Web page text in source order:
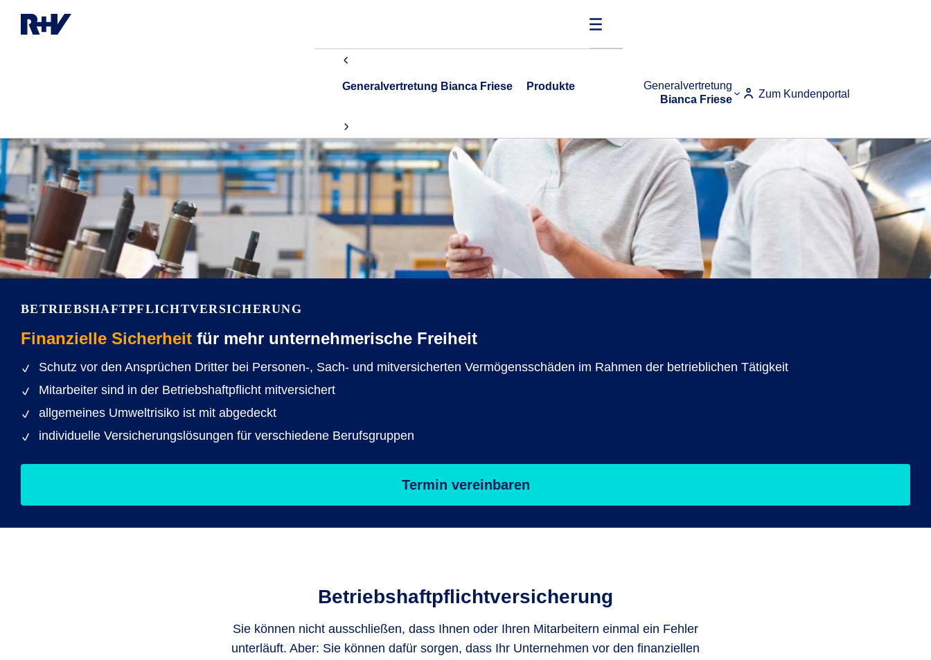
Generalvertretung
Bianca Friese
Zum Kundenportal
Generalvertretung Bianca Friese Produkte
BETRIEBS­HAFTPFLICHT­VERSICHERUNG
Finanzielle Sicherheit für mehr unternehmerische Freiheit
Schutz vor den Ansprüchen Dritter bei Personen-, Sach- und mitversicherten Vermögensschäden im Rahmen der betrieblichen Tätigkeit
Mitarbeiter sind in der Betriebshaftpflicht mitversichert
allgemeines Umweltrisiko ist mit abgedeckt
individuelle Versicherungslösungen für verschiedene Berufsgruppen
Termin vereinbaren
Betriebs­haftpflicht­versicherung
Sie können nicht ausschließen, dass Ihnen oder Ihren Mitarbeitern einmal ein Fehler
unterläuft. Aber: Sie können dafür sorgen, dass Ihr Unternehmen vor den finanziellen